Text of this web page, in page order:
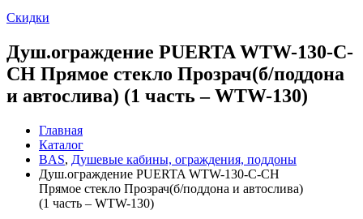
Скидки
Душ.ограждение PUERTA WTW-130-С-
СH Прямое стекло Прозрач(б/поддона
и автослива) (1 часть – WTW-130)
Главная
Каталог
BAS, Душевые кабины, ограждения, поддоны
Душ.ограждение PUERTA WTW-130-С-СH
Прямое стекло Прозрач(б/поддона и автослива)
(1 часть – WTW-130)